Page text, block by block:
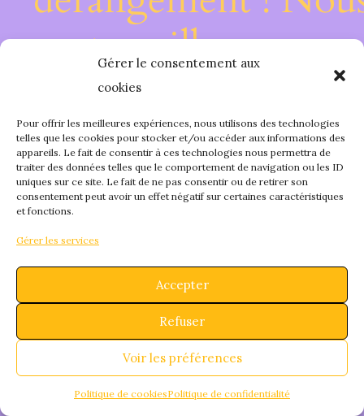
Gérer le consentement aux
cookies
Pour offrir les meilleures expériences, nous utilisons des technologies
telles que les cookies pour stocker et/ou accéder aux informations des
appareils. Le fait de consentir à ces technologies nous permettra de
traiter des données telles que le comportement de navigation ou les ID
uniques sur ce site. Le fait de ne pas consentir ou de retirer son
consentement peut avoir un effet négatif sur certaines caractéristiques
et fonctions.
Gérer les services
Accepter
Refuser
Voir les préférences
Politique de cookiesPolitique de confidentialité
travaillons sur
quelque chose de
fantastique –
bientôt !